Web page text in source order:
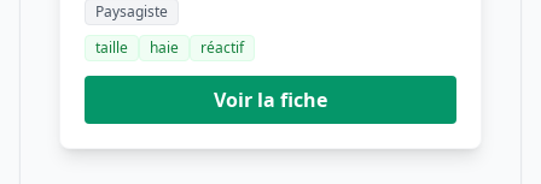
Paysagiste
taille
haie réactif
Voir la fiche